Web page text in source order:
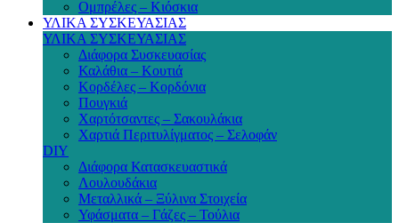
Ομπρέλες – Κιόσκια
ΥΛΙΚΑ ΣΥΣΚΕΥΑΣΙΑΣ
ΥΛΙΚΑ ΣΥΣΚΕΥΑΣΙΑΣ
Διάφορα Συσκευασίας
Καλάθια – Κουτιά
Κορδέλες – Κορδόνια
Πουγκιά
Χαρτότσαντες – Σακουλάκια
Χαρτιά Περιτυλίγματος – Σελοφάν
DIY
Διάφορα Κατασκευαστικά
Λουλουδάκια
Μεταλλικά – Ξύλινα Στοιχεία
Υφάσματα – Γάζες – Τούλια